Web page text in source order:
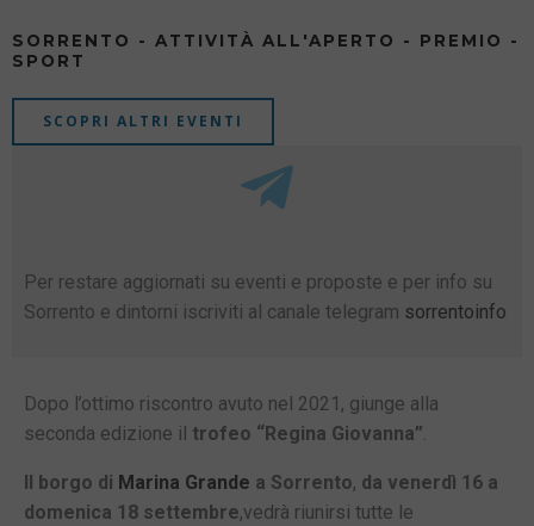
SORRENTO - ATTIVITÀ ALL'APERTO - PREMIO -
SPORT
SCOPRI ALTRI EVENTI
Per restare aggiornati su eventi e proposte e per info su
Sorrento e dintorni iscriviti al canale telegram sorrentoinfo
Dopo l’ottimo riscontro avuto nel 2021, giunge alla
seconda edizione il trofeo “Regina Giovanna”.
Il borgo di Marina Grande a Sorrento, da venerdì 16 a
domenica 18 settembre,vedrà riunirsi tutte le